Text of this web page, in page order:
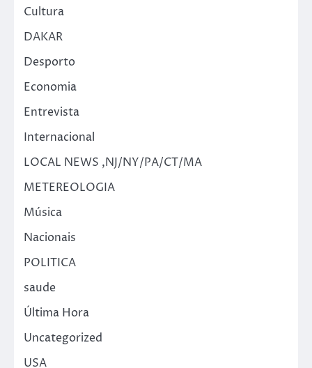
Cultura
DAKAR
Desporto
Economia
Entrevista
Internacional
LOCAL NEWS ,NJ/NY/PA/CT/MA
METEREOLOGIA
Música
Nacionais
POLITICA
saude
Última Hora
Uncategorized
USA